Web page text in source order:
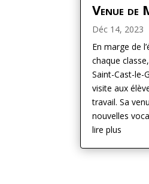
Venue de
Déc 14, 2023
En marge de
chaque
Saint-Cast-le-
visite aux
travail. Sa
nouvelles
lire plus